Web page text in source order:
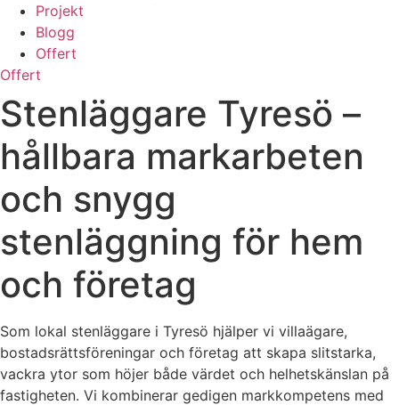
Projekt
Blogg
Offert
Offert
Stenläggare Tyresö –
hållbara markarbeten
och snygg
stenläggning för hem
och företag
Som lokal stenläggare i Tyresö hjälper vi villaägare,
bostadsrättsföreningar och företag att skapa slitstarka,
vackra ytor som höjer både värdet och helhetskänslan på
fastigheten. Vi kombinerar gedigen markkompetens med